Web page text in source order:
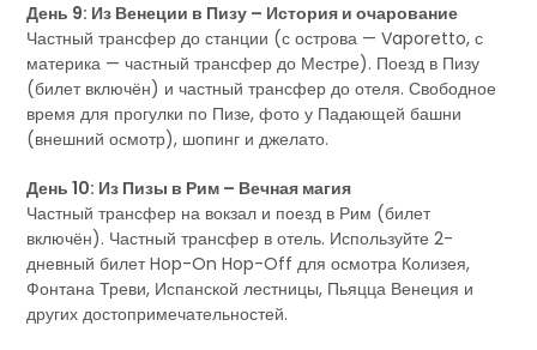
День 9: Из Венеции в Пизу – История и очарование
Частный трансфер до станции (с острова — Vaporetto, с
материка — частный трансфер до Местре). Поезд в Пизу
(билет включён) и частный трансфер до отеля. Свободное
время для прогулки по Пизе, фото у Падающей башни
(внешний осмотр), шопинг и джелато.
День 10: Из Пизы в Рим – Вечная магия
Частный трансфер на вокзал и поезд в Рим (билет
включён). Частный трансфер в отель. Используйте 2-
дневный билет Hop-On Hop-Off для осмотра Колизея,
Фонтана Треви, Испанской лестницы, Пьяцца Венеция и
других достопримечательностей.